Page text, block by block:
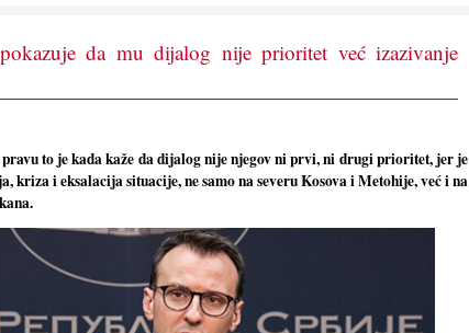
da mu dijalog nije prioritet već izazivanje
to je kada kaže da dijalog nije njegov ni prvi, ni drugi prioritet, jer je
kriza i eksalacija situacije, ne samo na severu Kosova i Metohije, već i na